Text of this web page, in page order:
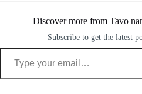
Discover more from Tavo
Subscribe to get the latest
Type your email…